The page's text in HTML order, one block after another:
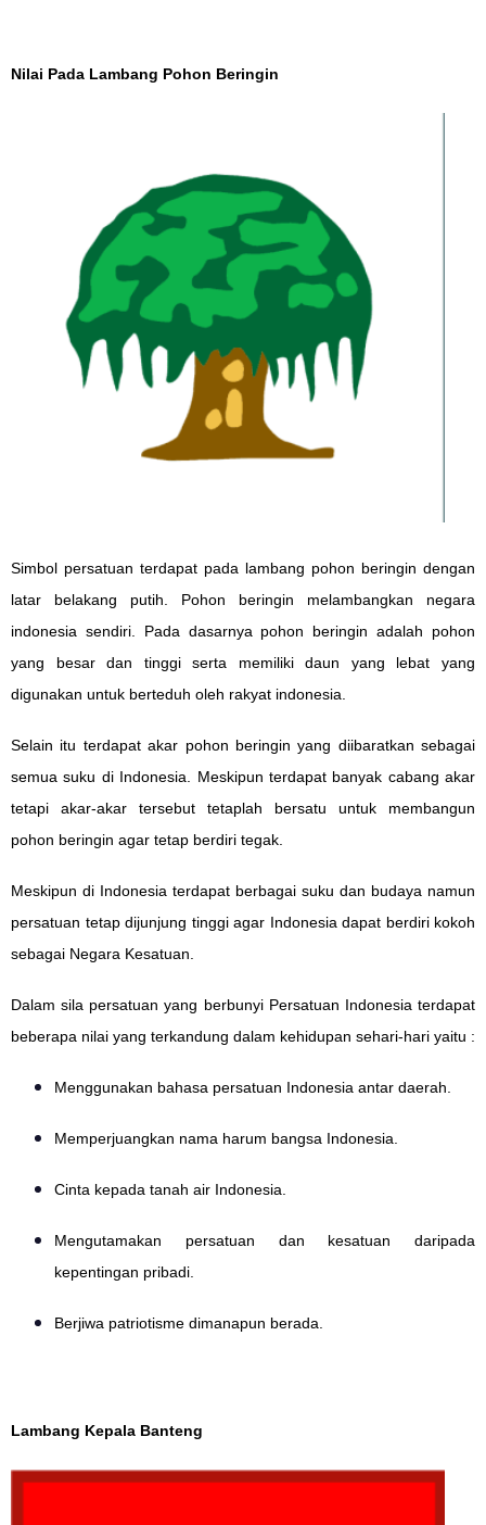
Nilai Pada Lambang Pohon Beringin
Simbol persatuan terdapat pada lambang pohon beringin dengan
latar belakang putih. Pohon beringin melambangkan negara
indonesia sendiri. Pada dasarnya pohon beringin adalah pohon
yang besar dan tinggi serta memiliki daun yang lebat yang
digunakan untuk berteduh oleh rakyat indonesia.
Selain itu terdapat akar pohon beringin yang diibaratkan sebagai
semua suku di Indonesia. Meskipun terdapat banyak cabang akar
tetapi akar-akar tersebut tetaplah bersatu untuk membangun
pohon beringin agar tetap berdiri tegak.
Meskipun di Indonesia terdapat berbagai suku dan budaya namun
persatuan tetap dijunjung tinggi agar Indonesia dapat berdiri kokoh
sebagai Negara Kesatuan.
Dalam sila persatuan yang berbunyi Persatuan Indonesia terdapat
beberapa nilai yang terkandung dalam kehidupan sehari-hari yaitu :
Menggunakan bahasa persatuan Indonesia antar daerah.
Memperjuangkan nama harum bangsa Indonesia.
Cinta kepada tanah air Indonesia.
Mengutamakan persatuan dan kesatuan daripada
kepentingan pribadi.
Berjiwa patriotisme dimanapun berada.
Lambang Kepala Banteng